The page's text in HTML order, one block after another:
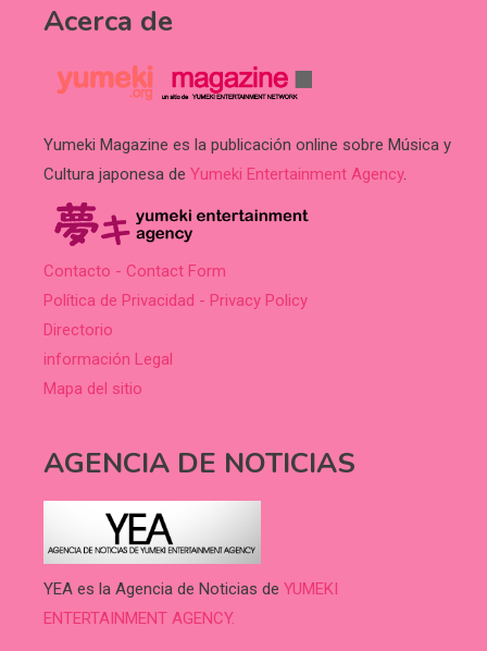
Acerca de
Yumeki Magazine es la publicación online sobre Música y
Cultura japonesa de Yumeki Entertainment Agency.
Contacto - Contact Form
Política de Privacidad - Privacy Policy
Directorio
información Legal
Mapa del sitio
AGENCIA DE NOTICIAS
YEA es la Agencia de Noticias de YUMEKI
ENTERTAINMENT AGENCY.